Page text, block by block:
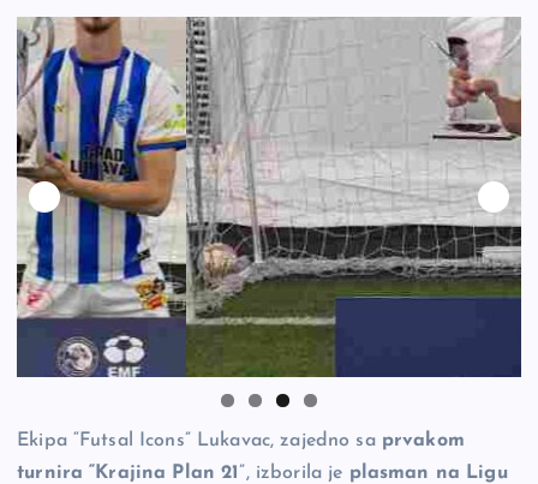
Ekipa “Futsal Icons” Lukavac, zajedno sa prvakom
turnira “Krajina Plan 21”, izborila je plasman na Ligu